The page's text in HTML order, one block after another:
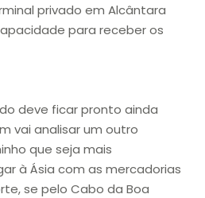
privado em Alcântara
para receber os
deve ficar pronto ainda
vai analisar um outro
que seja mais
à Ásia com as mercadorias
se pelo Cabo da Boa